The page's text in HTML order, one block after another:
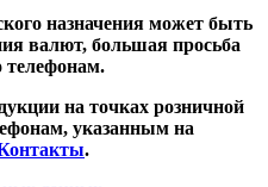
назначения может быть
валют, большая просьба
телефонам.
на точках розничной
указанным на
.